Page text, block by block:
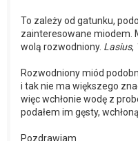
To zależy od gatunku,
zainteresowane miodem.
wolą rozwodniony. Lasius,
Rozwodniony miód
i tak nie ma większego
więc wchłonie wodę z
podałem im gęsty,
Pozdrawiam